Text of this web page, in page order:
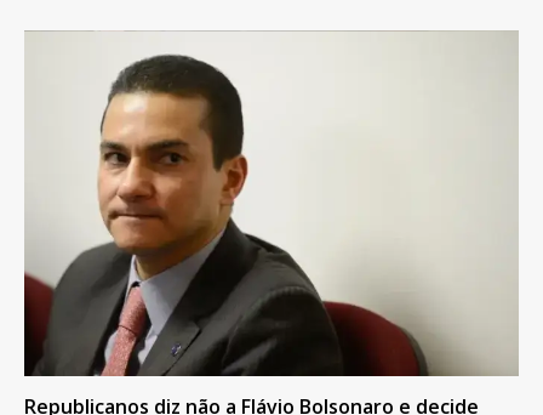
Republicanos diz não a Flávio Bolsonaro e decide